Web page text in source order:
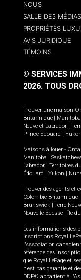
NOUS
SALLE DES MÉDIAS
PROPRIÉTÉS
AVIS JURIDIQUE
TÉMOINS
© SERVICES
2026. TOUS
Trouver une maison
Britannique | Manitoba
Neuve-et-Labrador |
Prince-Édouard | Yukon
Maisons à louer -
Manitoba |
Labrador | Territoires
Édouard | Yukon |
Trouver des agents et
Colombie-Britannique |
Brunswick | Terre-
Nouvelle-Écosse | Île-
Les informations des
inscriptions Royal
l'Association
référence des
que Royal LePage et
n'est pas garantie et
DDF® appartient à